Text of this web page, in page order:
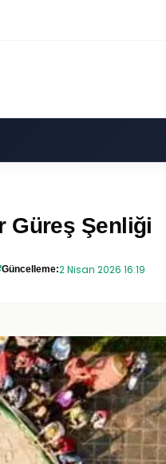
Güreş Şenliği
Güncelleme:2 Nisan 2026 16:19